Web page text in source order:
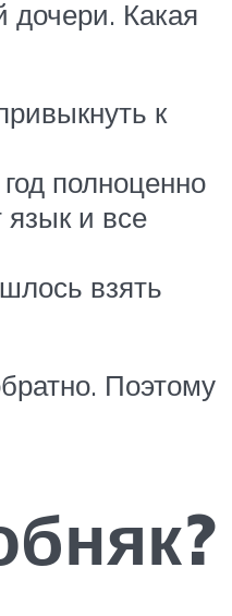
дочери. Какая
к
полноценно
язык и все
взять
Поэтому